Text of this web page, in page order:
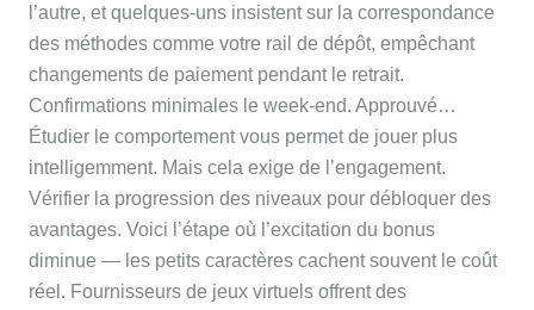
l’autre, et quelques-uns insistent sur la correspondance
des méthodes comme votre rail de dépôt, empêchant
changements de paiement pendant le retrait.
Confirmations minimales le week-end. Approuvé…
Étudier le comportement vous permet de jouer plus
intelligemment. Mais cela exige de l’engagement.
Vérifier la progression des niveaux pour débloquer des
avantages. Voici l’étape où l’excitation du bonus
diminue — les petits caractères cachent souvent le coût
réel. Fournisseurs de jeux virtuels offrent des